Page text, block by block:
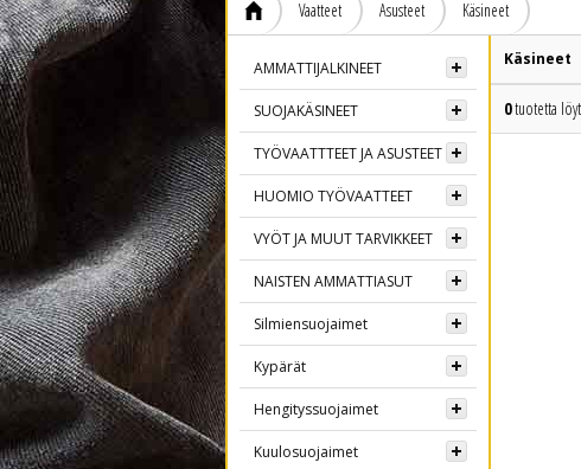
Vaatteet Asusteet Käsineet
AMMATTIJALKINEET
SUOJAKÄSINEET
TYÖVAATTTEET JA ASUSTEET
HUOMIO TYÖVAATTEET
VYÖT JA MUUT TARVIKKEET
NAISTEN AMMATTIASUT
Silmiensuojaimet
Kypärät
Hengityssuojaimet
Kuulosuojaimet
Käsineet
0tuotetta